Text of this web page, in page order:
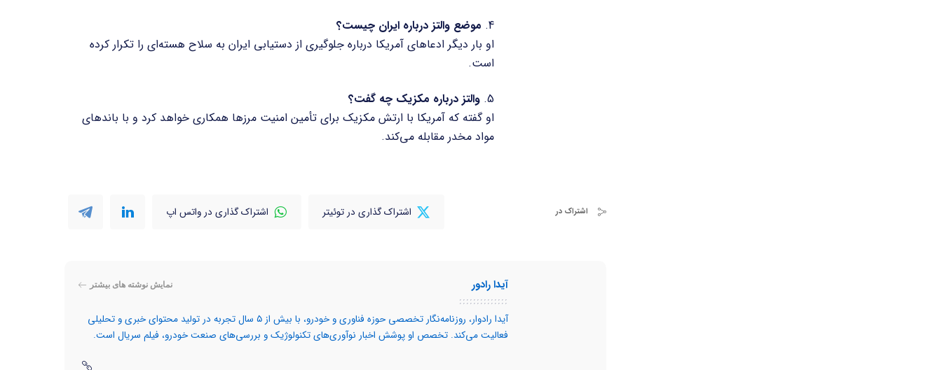
4. موضع والتز درباره ایران چیست؟
او بار دیگر ادعاهای آمریکا درباره جلوگیری از دستیابی ایران به سلاح هسته‌ای را تکرار کرده
است.
5. والتز درباره مکزیک چه گفت؟
او گفته که آمریکا با ارتش مکزیک برای تأمین امنیت مرزها همکاری خواهد کرد و با باندهای
مواد مخدر مقابله می‌کند.
اشتراک در اشتراک گذاری در توئیتر اشتراک گذاری در واتس اپ
آیدا رادور نمایش نوشته های بیشتر
آیدا رادوار، روزنامه‌نگار تخصصی حوزه فناوری و خودرو، با بیش از ۵ سال تجربه در تولید محتوای خبری و تحلیلی
فعالیت می‌کند. تخصص او پوشش اخبار نوآوری‌های تکنولوژیک و بررسی‌های صنعت خودرو، فیلم سریال است.